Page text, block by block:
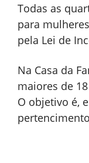
Todas as
para
pela Lei de
Na Casa da
maiores de
O objetivo é,